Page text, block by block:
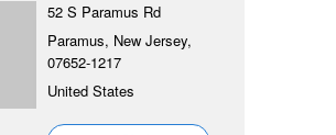
52 S Paramus Rd
Paramus, New Jersey,
07652-1217
United States